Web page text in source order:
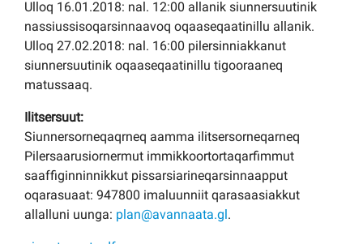
Ulloq 16.01.2018: nal. 12:00 allanik siunnersuutinik
nassiussisoqarsinnaavoq oqaaseqaatinillu allanik.
Ulloq 27.02.2018: nal. 16:00 pilersinniakkanut
siunnersuutinik oqaaseqaatinillu tigooraaneq
matussaaq.
Ilitsersuut:
Siunnersorneqaqrneq aamma ilitsersorneqarneq
Pilersaarusiornermut immikkoortortaqarfimmut
saaffiginninnikkut pissarsiarineqarsinnaapput
oqarasuaat: 947800 imaluunniit qarasaasiakkut
allalluni uunga: plan@avannaata.gl .